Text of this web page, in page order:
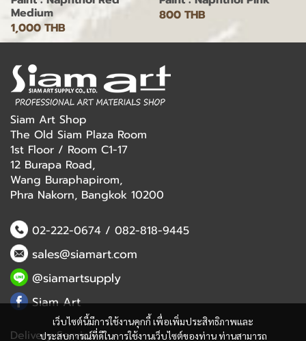
Medium
1,000 THB
800 THB
เว็บไซต์นี้มีการใช้งานคุกกี้ เพื่อเพิ่มประสิทธิภาพและ
ประสบการณ์ที่ดีในการใช้งานเว็บไซต์ของท่าน ท่านสามารถ
Siam Art Shop
The Old Siam Plaza Room
1st Floor / Room C1-17
12 Burapa Road,
Wang Buraphapirom,
Phra Nakorn, Bangkok 10200
02-222-0674/ 082-818-9445
sales@siamart.com
@siamartsupply
Siam Art
Delivery Service